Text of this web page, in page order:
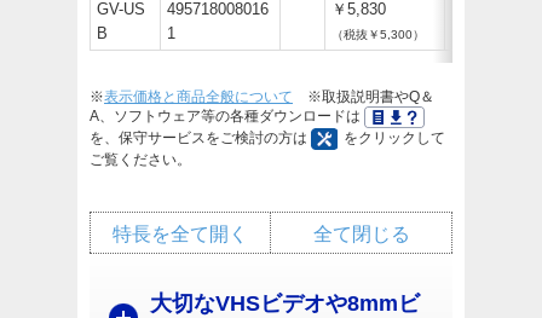
GV-US
B
495718008016
1
￥5,830
（税抜￥5,300）
※表示価格と商品全般について ※取扱説明書やQ＆
A、ソフトウェア等の各種ダウンロードは
を、保守サービスをご検討の方は
をクリックして
ご覧ください。
全て閉じる
特長を全て開く
大切なVHSビデオや8mmビ